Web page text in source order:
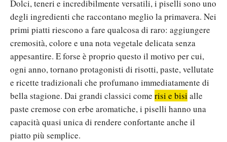
Dolci, teneri e incredibilmente versatili, i piselli sono uno
degli ingredienti che raccontano meglio la primavera. Nei
primi piatti riescono a fare qualcosa di raro: aggiungere
cremosità, colore e una nota vegetale delicata senza
appesantire. E forse è proprio questo il motivo per cui,
ogni anno, tornano protagonisti di risotti, paste, vellutate
e ricette tradizionali che profumano immediatamente di
bella stagione. Dai grandi classici come risi e bisi alle
paste cremose con erbe aromatiche, i piselli hanno una
capacità quasi unica di rendere confortante anche il
piatto più semplice.